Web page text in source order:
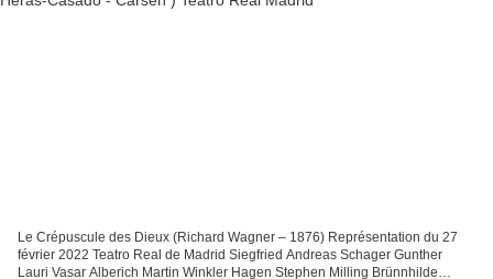
Le Crépuscule des Dieux (Richard Wagner – 1876) Représentation du 27
février 2022 Teatro Real de Madrid Siegfried Andreas Schager Gunther
Lauri Vasar Alberich Martin Winkler Hagen Stephen Milling Brünnhilde